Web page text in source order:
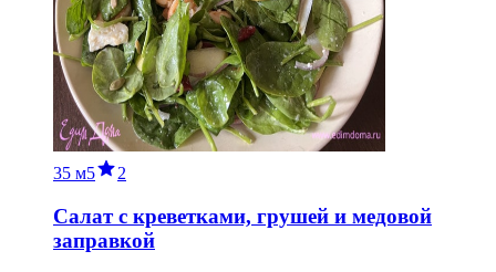
35 м5 2
Салат с креветками, грушей и медовой
заправкой